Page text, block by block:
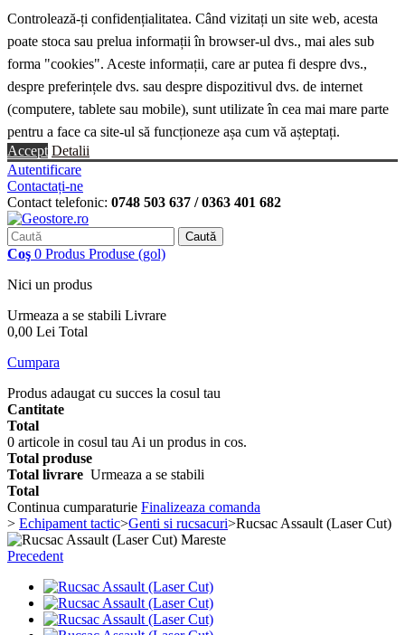
Controlează-ți confidențialitatea. Când vizitați un site web, acesta
poate stoca sau prelua informații în browser-ul dvs., mai ales sub
forma "cookies". Aceste informații, care ar putea fi despre dvs.,
despre preferințele dvs. sau despre dispozitivul dvs. de internet
(computere, tablete sau mobile), sunt utilizate în cea mai mare parte
pentru a face ca site-ul să funcționeze așa cum vă așteptați.
Accept Detalii
Autentificare
Contactați-ne
Contact telefonic: 0748 503 637 / 0363 401 682
Caută
Coş 0 Produs Produse (gol)
Nici un produs
Urmeaza a se stabili Livrare
0,00 Lei Total
Cumpara
Produs adaugat cu succes la cosul tau
Cantitate
Total
0 articole in cosul tau Ai un produs in cos.
Total produse
Total livrare Urmeaza a se stabili
Total
Continua cumparaturie Finalizeaza comanda
> Echipament tactic>Genti si rucsacuri>Rucsac Assault (Laser Cut)
Mareste
Precedent